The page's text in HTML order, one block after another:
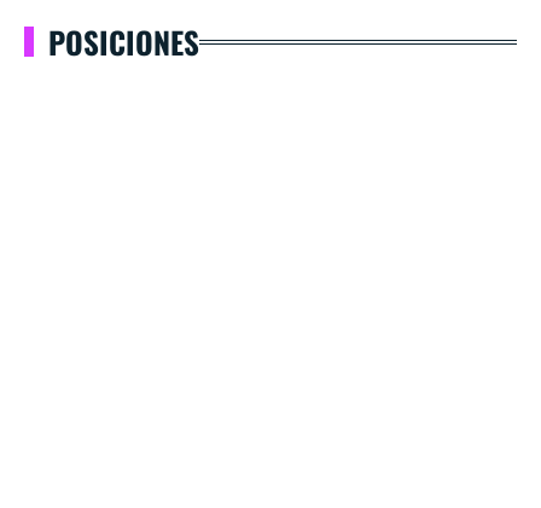
POSICIONES